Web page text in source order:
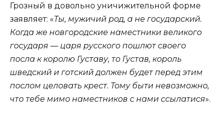
Грозный в довольно уничижительной форме
заявляет: «Ты, мужичий род, а не государский.
Когда же новгородские наместники великого
государя — царя русского пошлют своего
посла к королю Густаву, то Густав, король
шведский и готский должен будет перед этим
послом целовать крест. Тому быти невозможно,
что тебе мимо наместников с нами ссылатися».